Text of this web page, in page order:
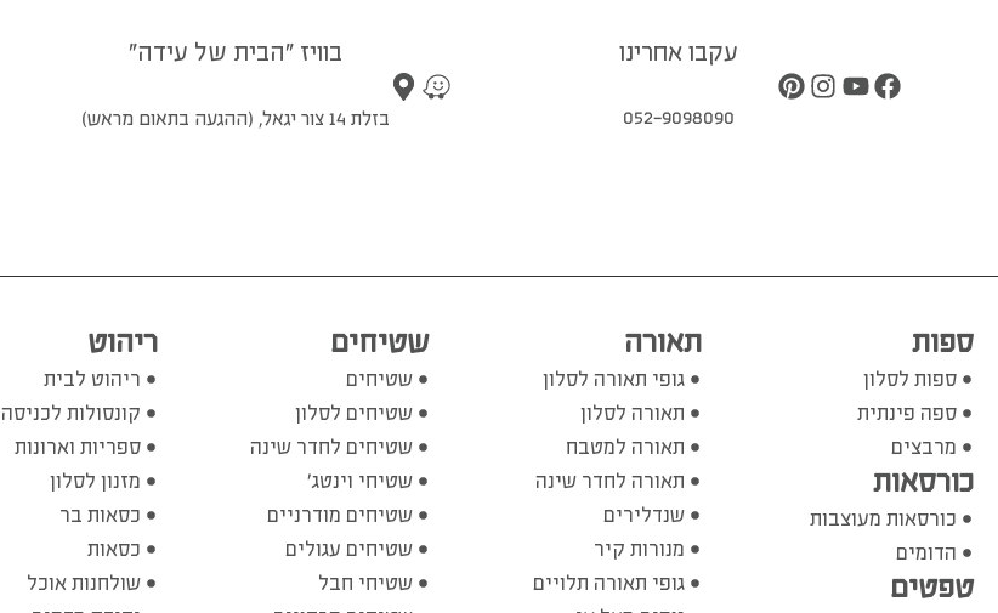
עקבו אחרינו
052-9098090
בוויז "הבית של עידה"
בזלת 14 צור יגאל, (ההגעה בתאום מראש)
ספות
ספות לסלון
ספה פינתית
מרבצים
כורסאות
כורסאות מעוצבות
הדומים
טפטים
תאורה
גופי תאורה לסלון
תאורה לסלון
תאורה למטבח
תאורה לחדר שינה
שנדלירים
מנורות קיר
גופי תאורה תלויים
שטיחים
שטיחים
שטיחים לסלון
שטיחים לחדר שינה
שטיחי וינטג'
שטיחים מודרניים
שטיחים עגולים
שטיחי חבל
ריהוט
ריהוט לבית
קונסולות לכניסה
ספריות וארונות
מזנון לסלון
כסאות בר
כסאות
שולחנות אוכל